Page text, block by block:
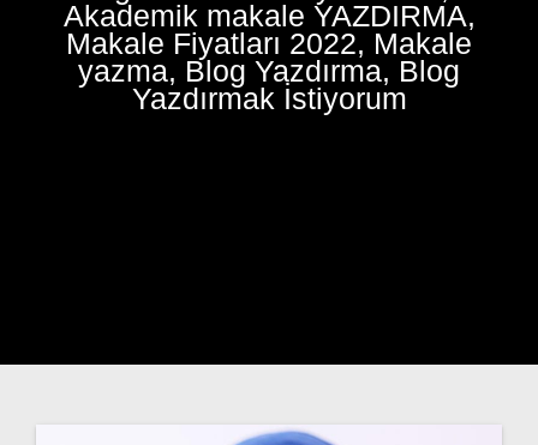
Akademik makale YAZDIRMA,
Makale Fiyatları 2022, Makale
yazma, Blog Yazdırma, Blog
Yazdırmak İstiyorum